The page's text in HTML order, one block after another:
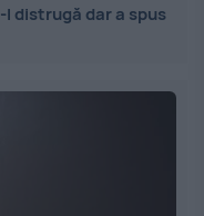
distrugă dar a spus